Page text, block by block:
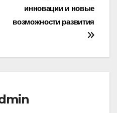
инновации и новые
возможности развития